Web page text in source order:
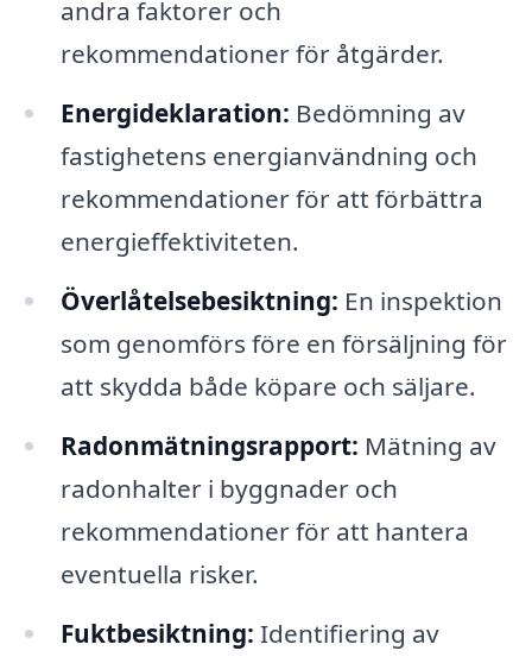
andra faktorer och
rekommendationer för åtgärder.
Energideklaration: Bedömning av
fastighetens energianvändning och
rekommendationer för att förbättra
energieffektiviteten.
Överlåtelsebesiktning: En inspektion
som genomförs före en försäljning för
att skydda både köpare och säljare.
Radonmätningsrapport: Mätning av
radonhalter i byggnader och
rekommendationer för att hantera
eventuella risker.
Fuktbesiktning: Identifiering av